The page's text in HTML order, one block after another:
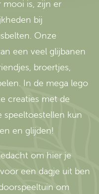
mooi is, zijn er
bij
Onze
een veel glijbanen
broertjes,
In de mega lego
creaties met de
speeltoestellen kun
en glijden!
om hier je
een dagje uit ben
om